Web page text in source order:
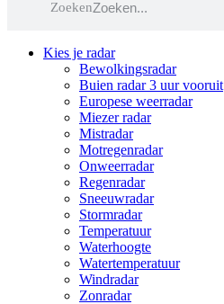
Zoeken
Kies je radar
Bewolkingsradar
Buien radar 3 uur vooruit
Europese weerradar
Miezer radar
Mistradar
Motregenradar
Onweerradar
Regenradar
Sneeuwradar
Stormradar
Temperatuur
Waterhoogte
Watertemperatuur
Windradar
Zonradar